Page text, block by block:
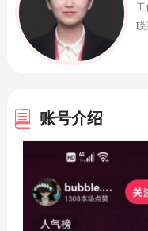
工
联
账号介绍